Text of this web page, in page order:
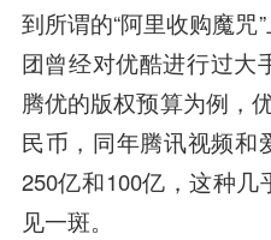
到所谓的“阿里收购魔咒
团曾经对优酷进行过大
腾优的版权预算为例，
民币，同年腾讯视频和
250亿和100亿，这种
见一斑。